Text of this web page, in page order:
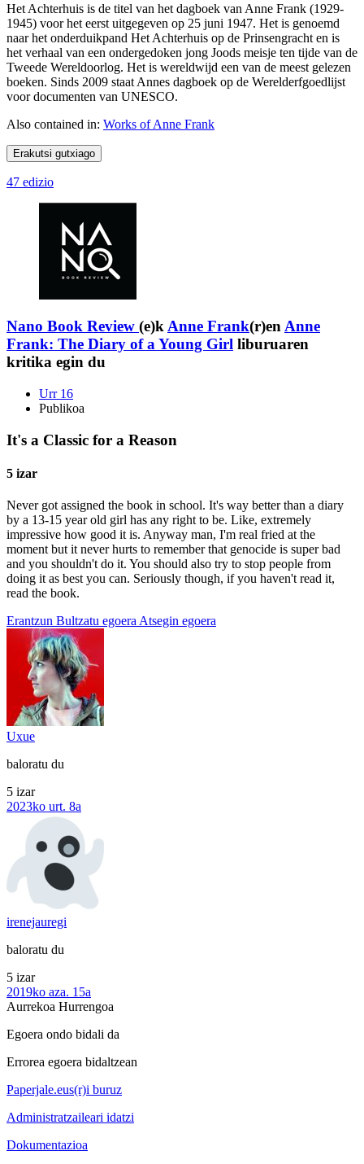
Het Achterhuis is de titel van het dagboek van Anne Frank (1929-
1945) voor het eerst uitgegeven op 25 juni 1947. Het is genoemd
naar het onderduikpand Het Achterhuis op de Prinsengracht en is
het verhaal van een ondergedoken jong Joods meisje ten tijde van de
Tweede Wereldoorlog. Het is wereldwijd een van de meest gelezen
boeken. Sinds 2009 staat Annes dagboek op de Werelderfgoedlijst
voor documenten van UNESCO.
Also contained in: Works of Anne Frank
Erakutsi gutxiago
47 edizio
Nano Book Review (e)kAnne Frank(r)enAnne
Frank: The Diary of a Young Girl liburuaren
kritika egin du
Urr 16
Publikoa
It's a Classic for a Reason
5 izar
Never got assigned the book in school. It's way better than a diary
by a 13-15 year old girl has any right to be. Like, extremely
impressive how good it is. Anyway man, I'm real fried at the
moment but it never hurts to remember that genocide is super bad
and you shouldn't do it. You should also try to stop people from
doing it as best you can. Seriously though, if you haven't read it,
read the book.
Erantzun Bultzatu egoera Atsegin egoera
Uxue
baloratu du
5 izar
2023ko urt. 8a
irenejauregi
baloratu du
5 izar
2019ko aza. 15a
Aurrekoa Hurrengoa
Egoera ondo bidali da
Errorea egoera bidaltzean
Paperjale.eus(r)i buruz
Administratzaileari idatzi
Dokumentazioa